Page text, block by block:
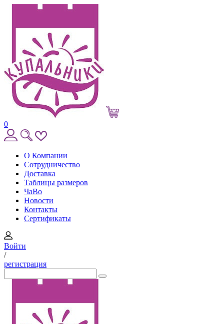
0
О Компании
Сотрудничество
Доставка
Таблицы размеров
ЧаВо
Новости
Контакты
Сертификаты
Войти
/
регистрация